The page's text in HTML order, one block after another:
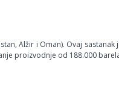
Alžir i Oman). Ovaj
proizvodnje od 188.000